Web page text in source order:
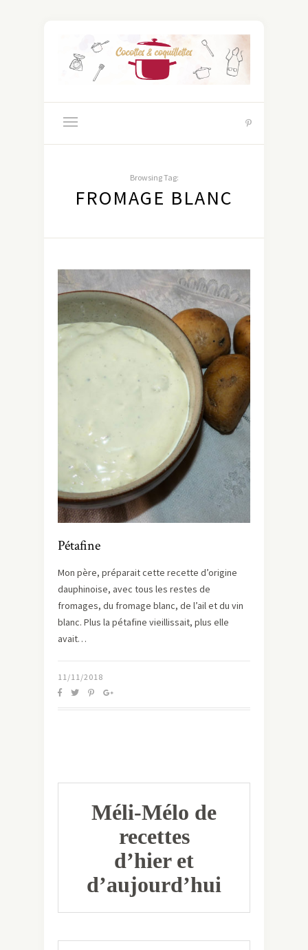
Browsing Tag:
FROMAGE BLANC
Pétafine
Mon père, préparait cette recette d’origine
dauphinoise, avec tous les restes de
fromages, du fromage blanc, de l’ail et du vin
blanc. Plus la pétafine vieillissait, plus elle
avait…
11/11/2018
Méli-Mélo de
recettes
d’hier et
d’aujourd’hui